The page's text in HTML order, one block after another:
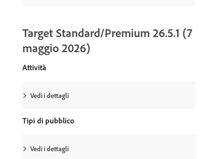
Target Standard/Premium 26.5.1 (7
maggio 2026)
Attività
Vedi i dettagli
Tipi di pubblico
Vedi i dettagli